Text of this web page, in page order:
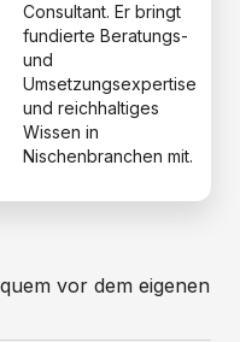
Consultant. Er bringt
fundierte Beratungs-
und
Umsetzungsexpertise
und reichhaltiges
Wissen in
Nischenbranchen mit.
vor dem eigenen